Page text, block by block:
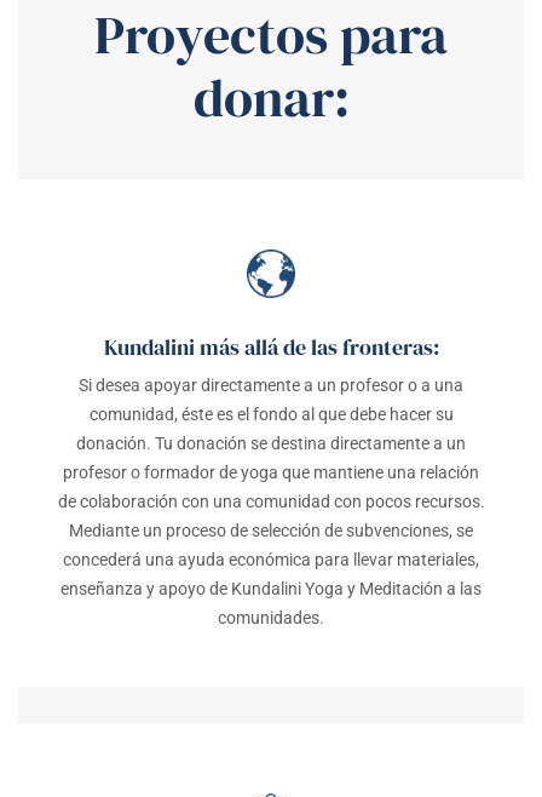
Proyectos para
donar:
Kundalini más allá de las fronteras:
Si desea apoyar directamente a un profesor o a una
comunidad, éste es el fondo al que debe hacer su
donación. Tu donación se destina directamente a un
profesor o formador de yoga que mantiene una relación
de colaboración con una comunidad con pocos recursos.
Mediante un proceso de selección de subvenciones, se
concederá una ayuda económica para llevar materiales,
enseñanza y apoyo de Kundalini Yoga y Meditación a las
comunidades.